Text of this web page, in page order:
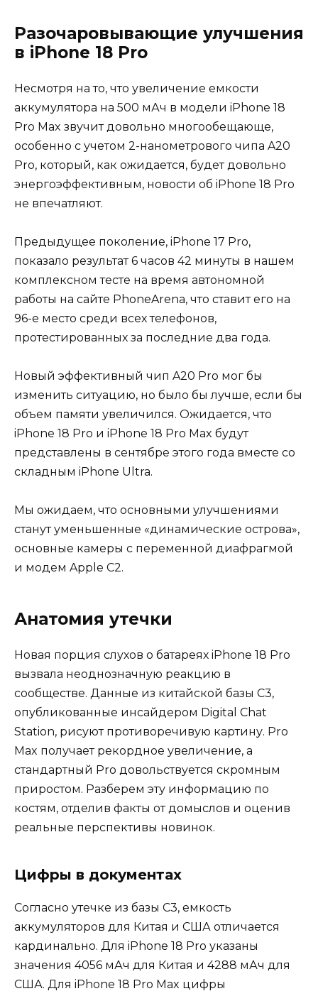
Разочаровывающие улучшения
в iPhone 18 Pro
Несмотря на то, что увеличение емкости
аккумулятора на 500 мАч в модели iPhone 18
Pro Max звучит довольно многообещающе,
особенно с учетом 2-нанометрового чипа A20
Pro, который, как ожидается, будет довольно
энергоэффективным, новости об iPhone 18 Pro
не впечатляют.
Предыдущее поколение, iPhone 17 Pro,
показало результат 6 часов 42 минуты в нашем
комплексном тесте на время автономной
работы на сайте PhoneArena, что ставит его на
96-е место среди всех телефонов,
протестированных за последние два года.
Новый эффективный чип A20 Pro мог бы
изменить ситуацию, но было бы лучше, если бы
объем памяти увеличился. Ожидается, что
iPhone 18 Pro и iPhone 18 Pro Max будут
представлены в сентябре этого года вместе со
складным iPhone Ultra.
Мы ожидаем, что основными улучшениями
станут уменьшенные «динамические острова»,
основные камеры с переменной диафрагмой
и модем Apple C2.
Анатомия утечки
Новая порция слухов о батареях iPhone 18 Pro
вызвала неоднозначную реакцию в
сообществе. Данные из китайской базы C3,
опубликованные инсайдером Digital Chat
Station, рисуют противоречивую картину. Pro
Max получает рекордное увеличение, а
стандартный Pro довольствуется скромным
приростом. Разберем эту информацию по
костям, отделив факты от домыслов и оценив
реальные перспективы новинок.
Цифры в документах
Согласно утечке из базы C3, емкость
аккумуляторов для Китая и США отличается
кардинально. Для iPhone 18 Pro указаны
значения 4056 мАч для Китая и 4288 мАч для
США. Для iPhone 18 Pro Max цифры